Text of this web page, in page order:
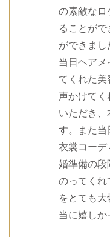
の素敵なロ
ることが
ができまし
当日ヘアメ
てくれた美
声かけてく
いただき
す。また当
衣裳コーデ
婚準備の段
のってくれ
をとても
当に嬉しか